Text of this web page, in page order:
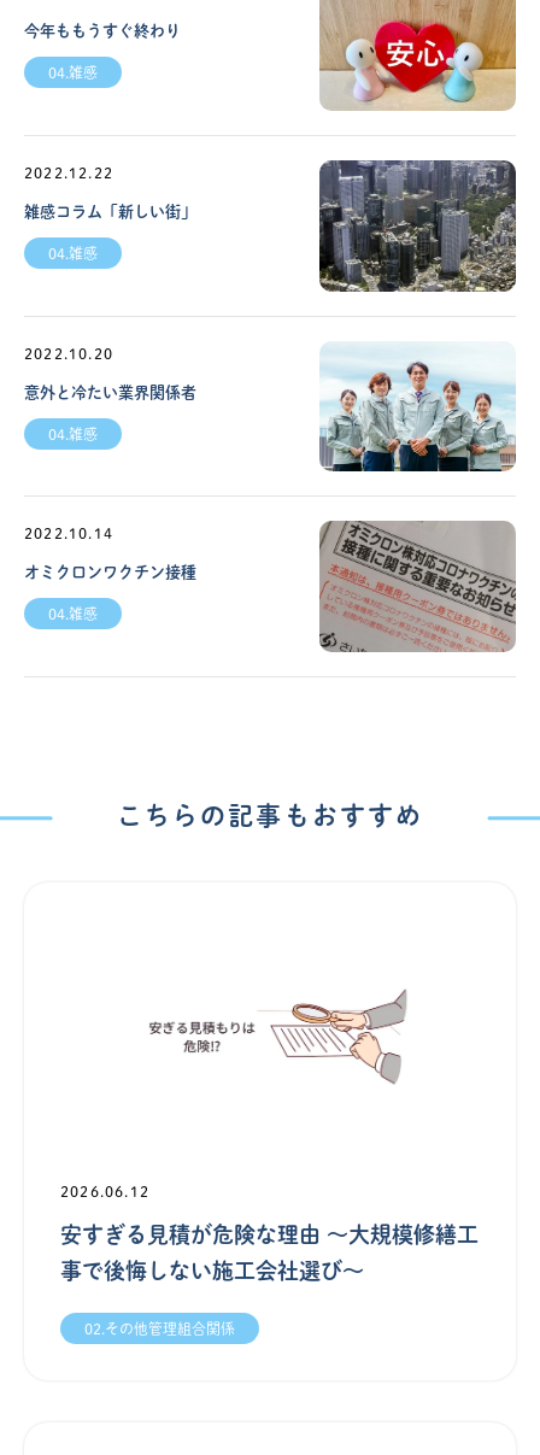
今年ももうすぐ終わり
04.雑感
2022.12.22
雑感コラム「新しい街」
04.雑感
2022.10.20
意外と冷たい業界関係者
04.雑感
2022.10.14
オミクロンワクチン接種
04.雑感
こちらの記事もおすすめ
2026.06.12
安すぎる見積が危険な理由 ～大規模修繕工
事で後悔しない施工会社選び～
02.その他管理組合関係